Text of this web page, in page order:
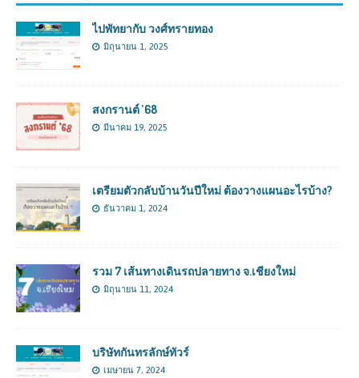
ไปพัทยากับ วงศ์ทรายทอง
มิถุนายน 1, 2025
สงกรานต์ ’68
มีนาคม 19, 2025
เตรียมตัวกลับบ้านวันปีใหม่ ต้องวางแผนอะไรบ้าง?
ธันวาคม 1, 2024
รวม 7 เส้นทางเดินรถปลายทาง จ.เชียงใหม่
มิถุนายน 11, 2024
บริษัทกันทรลักษ์ทัวร์
เมษายน 7, 2024